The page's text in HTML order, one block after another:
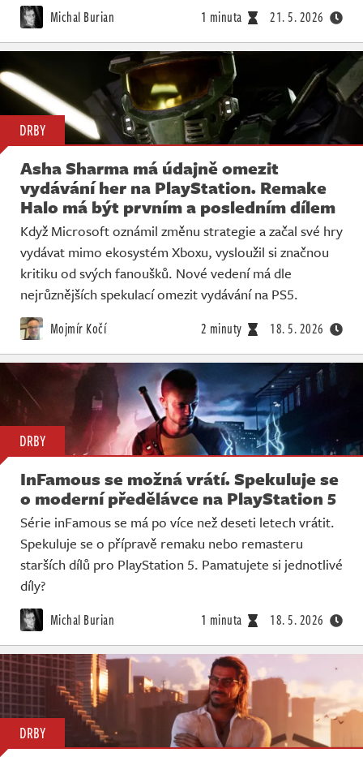
Michal Burian 1 minuta 21. 5. 2026
DRBY
Asha Sharma má údajně omezit
vydávání her na PlayStation. Remake
Halo má být prvním a posledním dílem
Když Microsoft oznámil změnu strategie a začal své hry
vydávat mimo ekosystém Xboxu, vysloužil si značnou
kritiku od svých fanoušků. Nové vedení má dle
nejrůznějších spekulací omezit vydávání na PS5.
Mojmír Kočí 2 minuty 18. 5. 2026
DRBY
InFamous se možná vrátí. Spekuluje se
o moderní předělávce na PlayStation 5
Série inFamous se má po více než deseti letech vrátit.
Spekuluje se o přípravě remaku nebo remasteru
starších dílů pro PlayStation 5. Pamatujete si jednotlivé
díly?
Michal Burian 1 minuta 18. 5. 2026
DRBY